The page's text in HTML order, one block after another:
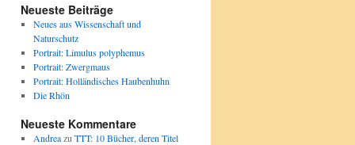
Neueste Beiträge
Neues aus Wissenschaft und
Naturschutz
Portrait: Limulus polyphemus
Portrait: Zwergmaus
Portrait: Holländisches Haubenhuhn
Die Rhön
Neueste Kommentare
Andreazu TTT: 10 Bücher, deren Titel